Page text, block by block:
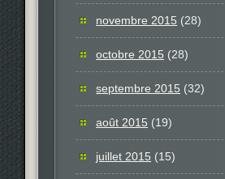
novembre 2015 (28)
octobre 2015 (28)
septembre 2015 (32)
août 2015 (19)
juillet 2015 (15)